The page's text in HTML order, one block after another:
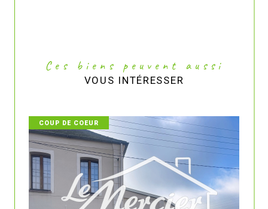
Ces biens peuvent aussi
VOUS INTÉRESSER
COUP DE COEUR